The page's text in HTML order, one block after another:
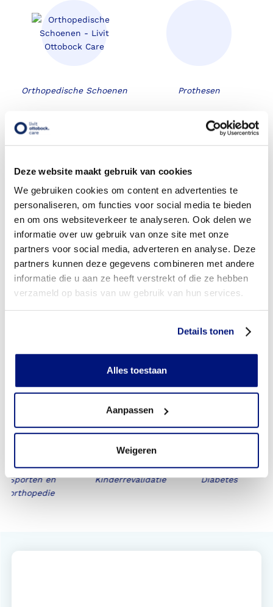
Deze website maakt gebruik van cookies
We gebruiken cookies om content en advertenties te
personaliseren, om functies voor social media te bieden
en om ons websiteverkeer te analyseren. Ook delen we
informatie over uw gebruik van onze site met onze
partners voor social media, adverteren en analyse. Deze
partners kunnen deze gegevens combineren met andere
informatie die u aan ze heeft verstrekt of die ze hebben
verzameld op basis van uw gebruik van hun services.
Details tonen
Alles toestaan
Aanpassen
Weigeren
Orthopedische Schoenen Prothesen
Gratis voetscan
Ons team
Monique de Folter
Deskundigheid en innovatie
Onze expertisegebieden
Sporten en
orthopedie
Kinderrevalidatie Diabetes